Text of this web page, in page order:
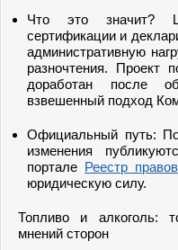
Что это значит?
сертификации и
административную
разночтения. Проект
доработан после
взвешенный подход
Официальный путь:
изменения
портале Реестр
юридическую силу.
Топливо и алкоголь:
мнений сторон